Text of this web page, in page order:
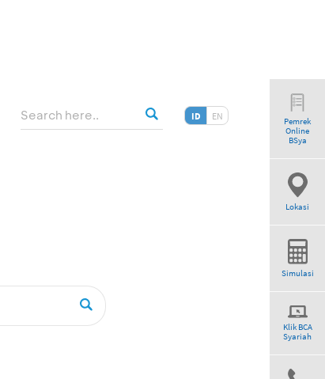
ID EN
Pemrek
Online
BSya
Lokasi
Simulasi
Klik BCA
Syariah